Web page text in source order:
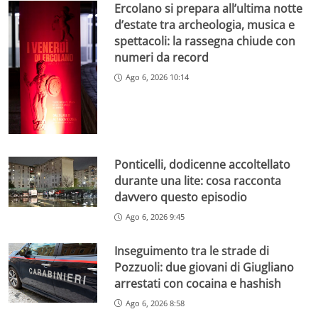
Ercolano si prepara all’ultima notte
d’estate tra archeologia, musica e
spettacoli: la rassegna chiude con
numeri da record
Ago 6, 2026 10:14
Ponticelli, dodicenne accoltellato
durante una lite: cosa racconta
davvero questo episodio
Ago 6, 2026 9:45
Inseguimento tra le strade di
Pozzuoli: due giovani di Giugliano
arrestati con cocaina e hashish
Ago 6, 2026 8:58